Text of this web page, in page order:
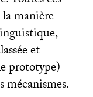
la manière
et
prototype)
mécanismes.